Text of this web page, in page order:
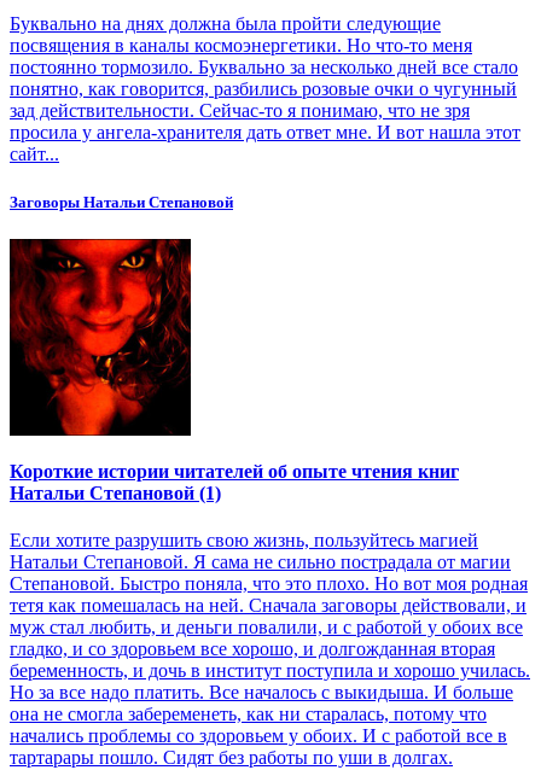
Буквально на днях должна была пройти следующие
посвящения в каналы космоэнергетики. Но что-то меня
постоянно тормозило. Буквально за несколько дней все стало
понятно, как говорится, разбились розовые очки о чугунный
зад действительности. Сейчас-то я понимаю, что не зря
просила у ангела-хранителя дать ответ мне. И вот нашла этот
сайт...
Заговоры Натальи Степановой
Короткие истории читателей об опыте чтения книг
Натальи Степановой (1)
Если хотите разрушить свою жизнь, пользуйтесь магией
Натальи Степановой. Я сама не сильно пострадала от магии
Степановой. Быстро поняла, что это плохо. Но вот моя родная
тетя как помешалась на ней. Сначала заговоры действовали, и
муж стал любить, и деньги повалили, и с работой у обоих все
гладко, и со здоровьем все хорошо, и долгожданная вторая
беременность, и дочь в институт поступила и хорошо училась.
Но за все надо платить. Все началось с выкидыша. И больше
она не смогла забеременеть, как ни старалась, потому что
начались проблемы со здоровьем у обоих. И с работой все в
тартарары пошло. Сидят без работы по уши в долгах.